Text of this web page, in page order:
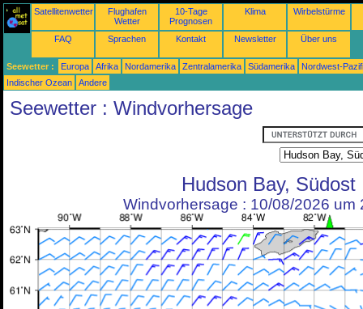
Satellitenwetter
Flughafen
Wetter
10-Tage
Prognosen
Klima Wirbelstürme
FAQ Sprachen Kontakt Newsletter Über uns
Seewetter : Europa Afrika Nordamerika Zentralamerika Südamerika
Nordwest-
Indischer Ozean
Andere
Seewetter : Windvorhersage
Hudson Bay, Südost
Windvorhersage : 10/08/2026 um